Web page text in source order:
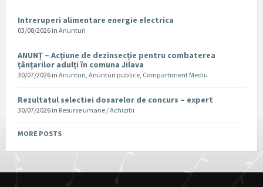
Intreruperi alimentare energie electrica
03/08/2026 in Anunturi
ANUNȚ – Acțiune de dezinsecție pentru combaterea
țânțarilor adulți în comuna Jilava
30/07/2026 in Anunturi, Anunturi publice, Compartiment Mediu
Rezultatul selectiei dosarelor de concurs – expert
30/07/2026 in Resurse umane / Achizitii
MORE POSTS